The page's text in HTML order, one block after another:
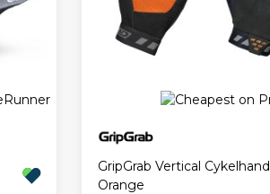
GripGrab Vertical
Orange